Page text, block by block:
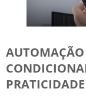
AUTOMAÇÃO